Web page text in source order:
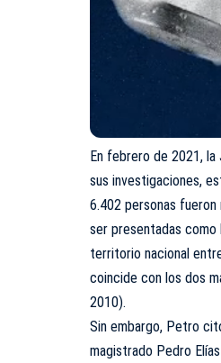
En febrero de 2021,
sus investigaciones,
6.402 personas
ser presentadas como
territorio nacional
coincide con los dos
2010).
Sin embargo, Petro
magistrado Pedro